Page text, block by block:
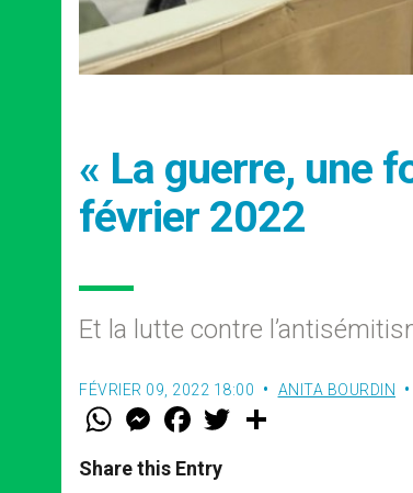
« La guerre, une
février 2022
Et la lutte contre
FÉVRIER 09, 2022 18:00 ANITA BOURDIN
W
t
s
M
e
s
e
F
a
e
b
w
Share this Entry